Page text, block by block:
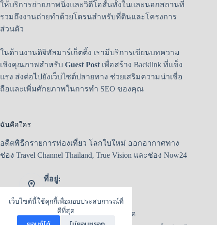
เว็บไซต์นี้ใช้คุกกี้เพื่อมอบประสบการณ์ที่
ดีที่สุด
ให้บริการถ่ายภาพนิ่งและวิดีโอสั้นทั้งในและนอกสถานที่
รวมถึงงานถ่ายทำด้วยโดรนสำหรับที่ดินและโครงการ
ส่วนตัว
ในด้านงานดิจิทัลมาร์เก็ตติ้ง เรามีบริการเขียนบทความ
เชิงคุณภาพสำหรับ Guest Post เพื่อสร้าง Backlink ที่แข็ง
แรง ส่งต่อไปยังเว็บไซต์ปลายทาง ช่วยเสริมความน่าเชื่อ
ถือและเพิ่มศักยภาพในการทำ SEO ของคุณ
ฉันคือใคร
อดีตพิธีกรายการท่องเที่ยว โลกใบใหม่ ออกอากาศทาง
ช่อง Travel Channel Thailand, True Vision และช่อง Now24
ที่อยู่:
Line :
ทักไลน์สอบถามรายละเอียด